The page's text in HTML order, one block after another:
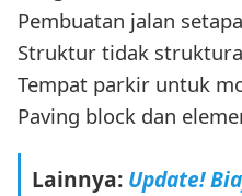
Pembuatan jalan
Struktur tidak
Tempat parkir untuk
Paving block dan
Lainnya: Update!